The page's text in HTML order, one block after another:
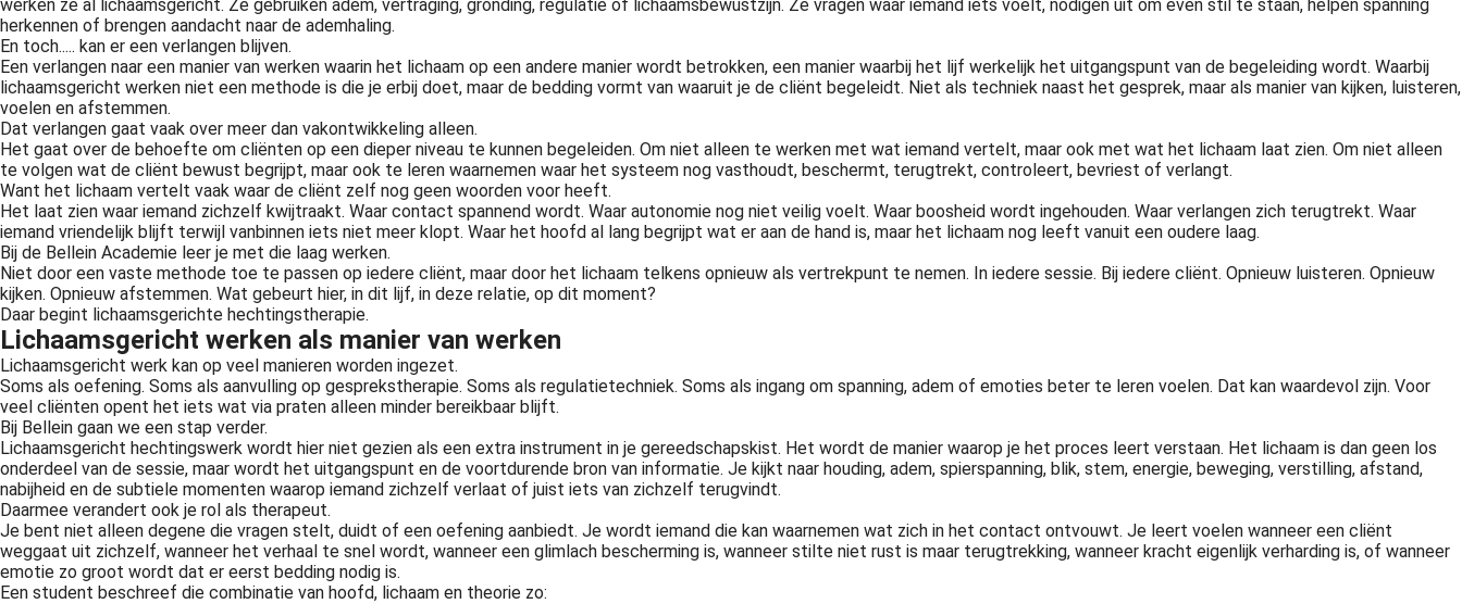
werken ze al lichaamsgericht. Ze gebruiken adem, vertraging, gronding, regulatie of lichaamsbewustzijn. Ze vragen waar iemand iets voelt, nodigen uit om even stil te staan, helpen spanning
herkennen of brengen aandacht naar de ademhaling.
En toch..... kan er een verlangen blijven.
Een verlangen naar een manier van werken waarin het lichaam op een andere manier wordt betrokken, een manier waarbij het lijf werkelijk het uitgangspunt van de begeleiding wordt. Waarbij
lichaamsgericht werken niet een methode is die je erbij doet, maar de bedding vormt van waaruit je de cliënt begeleidt. Niet als techniek naast het gesprek, maar als manier van kijken, luisteren,
voelen en afstemmen.
Dat verlangen gaat vaak over meer dan vakontwikkeling alleen.
Het gaat over de behoefte om cliënten op een dieper niveau te kunnen begeleiden. Om niet alleen te werken met wat iemand vertelt, maar ook met wat het lichaam laat zien. Om niet alleen
te volgen wat de cliënt bewust begrijpt, maar ook te leren waarnemen waar het systeem nog vasthoudt, beschermt, terugtrekt, controleert, bevriest of verlangt.
Want het lichaam vertelt vaak waar de cliënt zelf nog geen woorden voor heeft.
Het laat zien waar iemand zichzelf kwijtraakt. Waar contact spannend wordt. Waar autonomie nog niet veilig voelt. Waar boosheid wordt ingehouden. Waar verlangen zich terugtrekt. Waar
iemand vriendelijk blijft terwijl vanbinnen iets niet meer klopt. Waar het hoofd al lang begrijpt wat er aan de hand is, maar het lichaam nog leeft vanuit een oudere laag.
Bij de Bellein Academie leer je met die laag werken.
Niet door een vaste methode toe te passen op iedere cliënt, maar door het lichaam telkens opnieuw als vertrekpunt te nemen. In iedere sessie. Bij iedere cliënt. Opnieuw luisteren. Opnieuw
kijken. Opnieuw afstemmen. Wat gebeurt hier, in dit lijf, in deze relatie, op dit moment?
Daar begint lichaamsgerichte hechtingstherapie.
Lichaamsgericht werken als manier van werken
Lichaamsgericht werk kan op veel manieren worden ingezet.
Soms als oefening. Soms als aanvulling op gesprekstherapie. Soms als regulatietechniek. Soms als ingang om spanning, adem of emoties beter te leren voelen. Dat kan waardevol zijn. Voor
veel cliënten opent het iets wat via praten alleen minder bereikbaar blijft.
Bij Bellein gaan we een stap verder.
Lichaamsgericht hechtingswerk wordt hier niet gezien als een extra instrument in je gereedschapskist. Het wordt de manier waarop je het proces leert verstaan. Het lichaam is dan geen los
onderdeel van de sessie, maar wordt het uitgangspunt en de voortdurende bron van informatie. Je kijkt naar houding, adem, spierspanning, blik, stem, energie, beweging, verstilling, afstand,
nabijheid en de subtiele momenten waarop iemand zichzelf verlaat of juist iets van zichzelf terugvindt.
Daarmee verandert ook je rol als therapeut.
Je bent niet alleen degene die vragen stelt, duidt of een oefening aanbiedt. Je wordt iemand die kan waarnemen wat zich in het contact ontvouwt. Je leert voelen wanneer een cliënt
weggaat uit zichzelf, wanneer het verhaal te snel wordt, wanneer een glimlach bescherming is, wanneer stilte niet rust is maar terugtrekking, wanneer kracht eigenlijk verharding is, of wanneer
emotie zo groot wordt dat er eerst bedding nodig is.
Een student beschreef die combinatie van hoofd, lichaam en theorie zo: